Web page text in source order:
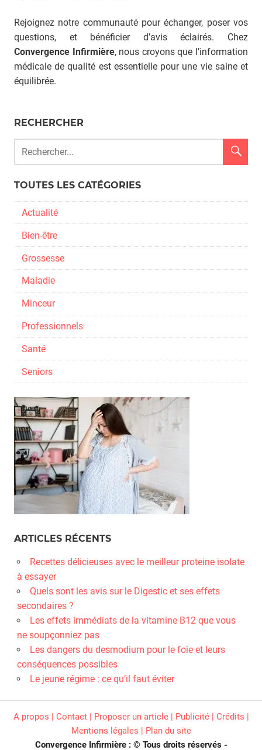
Rejoignez notre communauté pour échanger, poser vos
questions, et bénéficier d’avis éclairés. Chez
Convergence Infirmière, nous croyons que l’information
médicale de qualité est essentielle pour une vie saine et
équilibrée.
RECHERCHER
TOUTES LES CATÉGORIES
Actualité
Bien-être
Grossesse
Maladie
Minceur
Professionnels
Santé
Seniors
ARTICLES RÉCENTS
Recettes délicieuses avec le meilleur proteine isolate
à essayer
Quels sont les avis sur le Digestic et ses effets
secondaires ?
Les effets immédiats de la vitamine B12 que vous
ne soupçonniez pas
Les dangers du desmodium pour le foie et leurs
conséquences possibles
Le jeune régime : ce qu’il faut éviter
A propos | Contact | Proposer un article | Publicité | Crédits |
Mentions légales | Plan du site
Convergence Infirmière : © Tous droits réservés -